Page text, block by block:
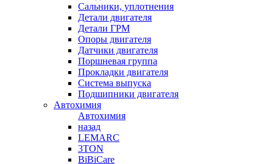
Сальники, уплотнения
Детали двигателя
Детали ГРМ
Опоры двигателя
Датчики двигателя
Поршневая группа
Прокладки двигателя
Система выпуска
Подшипники двигателя
Автохимия
Автохимия
назад
LEMARC
3TON
BiBiCare